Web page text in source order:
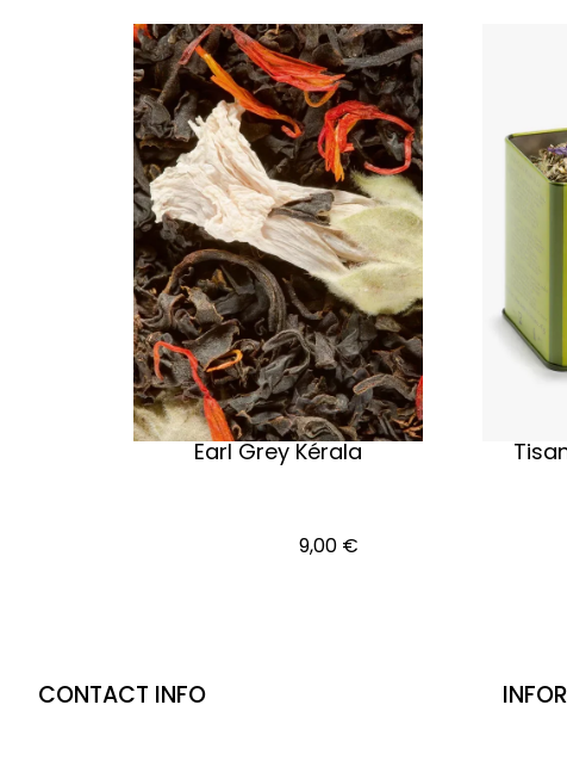
Earl Grey Kérala
9,00 €
CONTACT INFO